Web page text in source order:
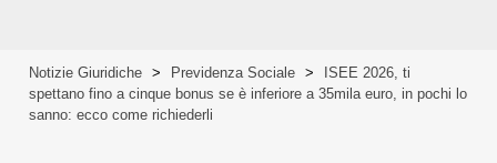
Notizie Giuridiche > Previdenza Sociale >
ISEE 2026, ti
spettano fino a cinque bonus se è inferiore a 35mila euro, in pochi lo
sanno: ecco come richiederli